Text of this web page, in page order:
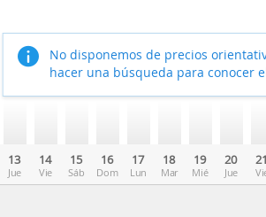
13
Jue
14
Vie
15
Sáb
16
Dom
17
Lun
18
Mar
19
Mié
20
Jue
21
No disponemos de precios
hacer una búsqueda para conocer